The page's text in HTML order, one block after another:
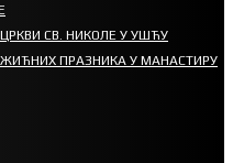
СВ. НИКОЛЕ У УШЋУ
ПРАЗНИКА У МАНАСТИРУ